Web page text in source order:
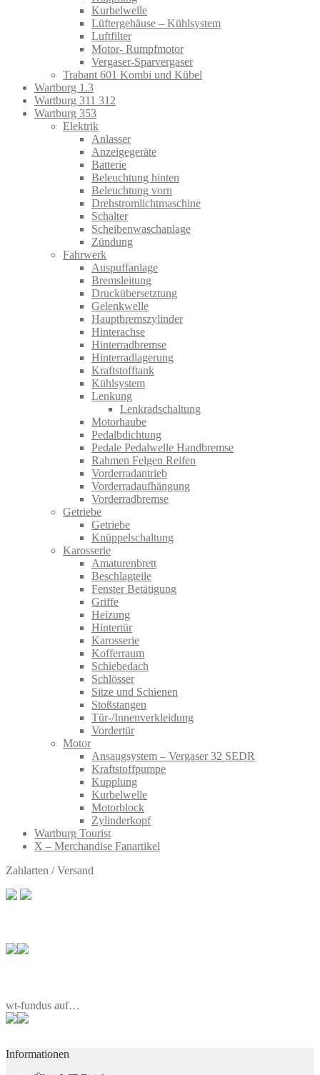
Kurbelwelle
Lüftergehäuse – Kühlsystem
Luftfilter
Motor- Rumpfmotor
Vergaser-Sparvergaser
Trabant 601 Kombi und Kübel
Wartburg 1.3
Wartburg 311 312
Wartburg 353
Elektrik
Anlasser
Anzeigegeräte
Batterie
Beleuchtung hinten
Beleuchtung vorn
Drehstromlichtmaschine
Schalter
Scheibenwaschanlage
Zündung
Fahrwerk
Auspuffanlage
Bremsleitung
Druckübersetztung
Gelenkwelle
Hauptbremszylinder
Hinterachse
Hinterradbremse
Hinterradlagerung
Kraftstofftank
Kühlsystem
Lenkung
Lenkradschaltung
Motorhaube
Pedalbdichtung
Pedale Pedalwelle Handbremse
Rahmen Felgen Reifen
Vorderradantrieb
Vorderradaufhängung
Vorderradbremse
Getriebe
Getriebe
Knüppelschaltung
Karosserie
Amaturenbrett
Beschlagteile
Fenster Betätigung
Griffe
Heizung
Hintertür
Karosserie
Kofferraum
Schiebedach
Schlösser
Sitze und Schienen
Stoßstangen
Tür-/Innenverkleidung
Vordertür
Motor
Ansaugsystem – Vergaser 32 SEDR
Kraftstoffpumpe
Kupplung
Kurbelwelle
Motorblock
Zylinderkopf
Wartburg Tourist
X – Merchandise Fanartikel
Zahlarten / Versand
wt-fundus auf…
Informationen